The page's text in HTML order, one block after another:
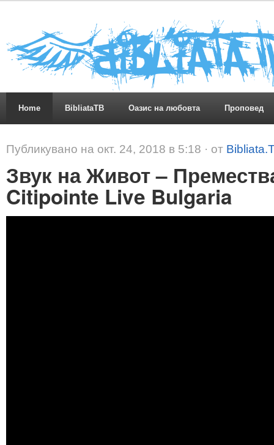
Home BibliataTB Оазис на любовта Проповед
Публикувано на окт. 24, 2018 в 5:18 · от
Звук на Живот –
Citipointe Live Bulgaria